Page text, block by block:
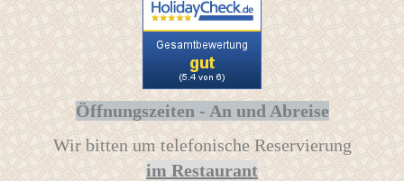
Öffnungszeiten - An und Abreise
Wir bitten um telefonische Reservierung
im Restaurant